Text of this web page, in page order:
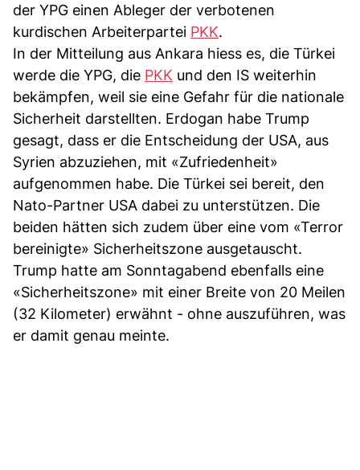
der YPG einen Ableger der verbotenen
kurdischen Arbeiterpartei PKK.
In der Mitteilung aus Ankara hiess es, die Türkei
werde die YPG, die PKK und den IS weiterhin
bekämpfen, weil sie eine Gefahr für die nationale
Sicherheit darstellten. Erdogan habe Trump
gesagt, dass er die Entscheidung der USA, aus
Syrien abzuziehen, mit «Zufriedenheit»
aufgenommen habe. Die Türkei sei bereit, den
Nato-Partner USA dabei zu unterstützen. Die
beiden hätten sich zudem über eine vom «Terror
bereinigte» Sicherheitszone ausgetauscht.
Trump hatte am Sonntagabend ebenfalls eine
«Sicherheitszone» mit einer Breite von 20 Meilen
(32 Kilometer) erwähnt - ohne auszuführen, was
er damit genau meinte.